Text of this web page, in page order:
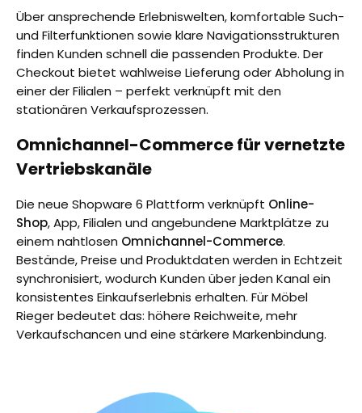
Über ansprechende Erlebniswelten, komfortable Such-
und Filterfunktionen sowie klare Navigationsstrukturen
finden Kunden schnell die passenden Produkte. Der
Checkout bietet wahlweise Lieferung oder Abholung in
einer der Filialen – perfekt verknüpft mit den
stationären Verkaufsprozessen.
Omnichannel-Commerce für vernetzte
Vertriebskanäle
Die neue Shopware 6 Plattform verknüpft Online-
Shop, App, Filialen und angebundene Marktplätze zu
einem nahtlosen Omnichannel-Commerce.
Bestände, Preise und Produktdaten werden in Echtzeit
synchronisiert, wodurch Kunden über jeden Kanal ein
konsistentes Einkaufserlebnis erhalten. Für Möbel
Rieger bedeutet das: höhere Reichweite, mehr
Verkaufschancen und eine stärkere Markenbindung.